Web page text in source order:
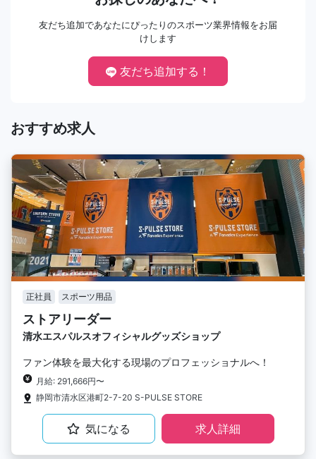
友だち追加であなたにぴったりのスポーツ業界情報をお届
けします
友だち追加する！
おすすめ求人
正社員 スポーツ用品
ストアリーダー
清水エスパルスオフィシャルグッズショップ
ファン体験を最大化する現場のプロフェッショナルへ！
月給: 291,666円〜
静岡市清水区港町2-7-20 S-PULSE STORE
気になる 求人詳細